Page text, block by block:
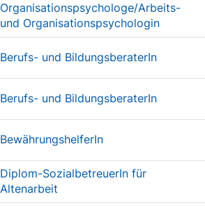
Organisationspsychologe/Arbeits-
und Organisationspsychologin
Berufs- und BildungsberaterIn
Berufs- und BildungsberaterIn
BewährungshelferIn
Diplom-SozialbetreuerIn für
Altenarbeit